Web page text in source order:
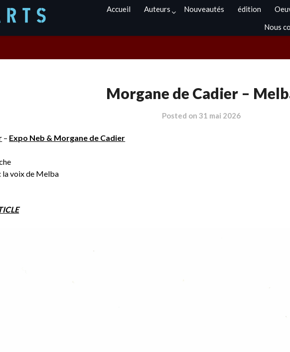
Accueil Auteurs Nouveautés édition
Nous
Morgane de Cadier –
Posted on 31 mai 2026
– Expo Neb & Morgane de Cadier
la voix de Melba